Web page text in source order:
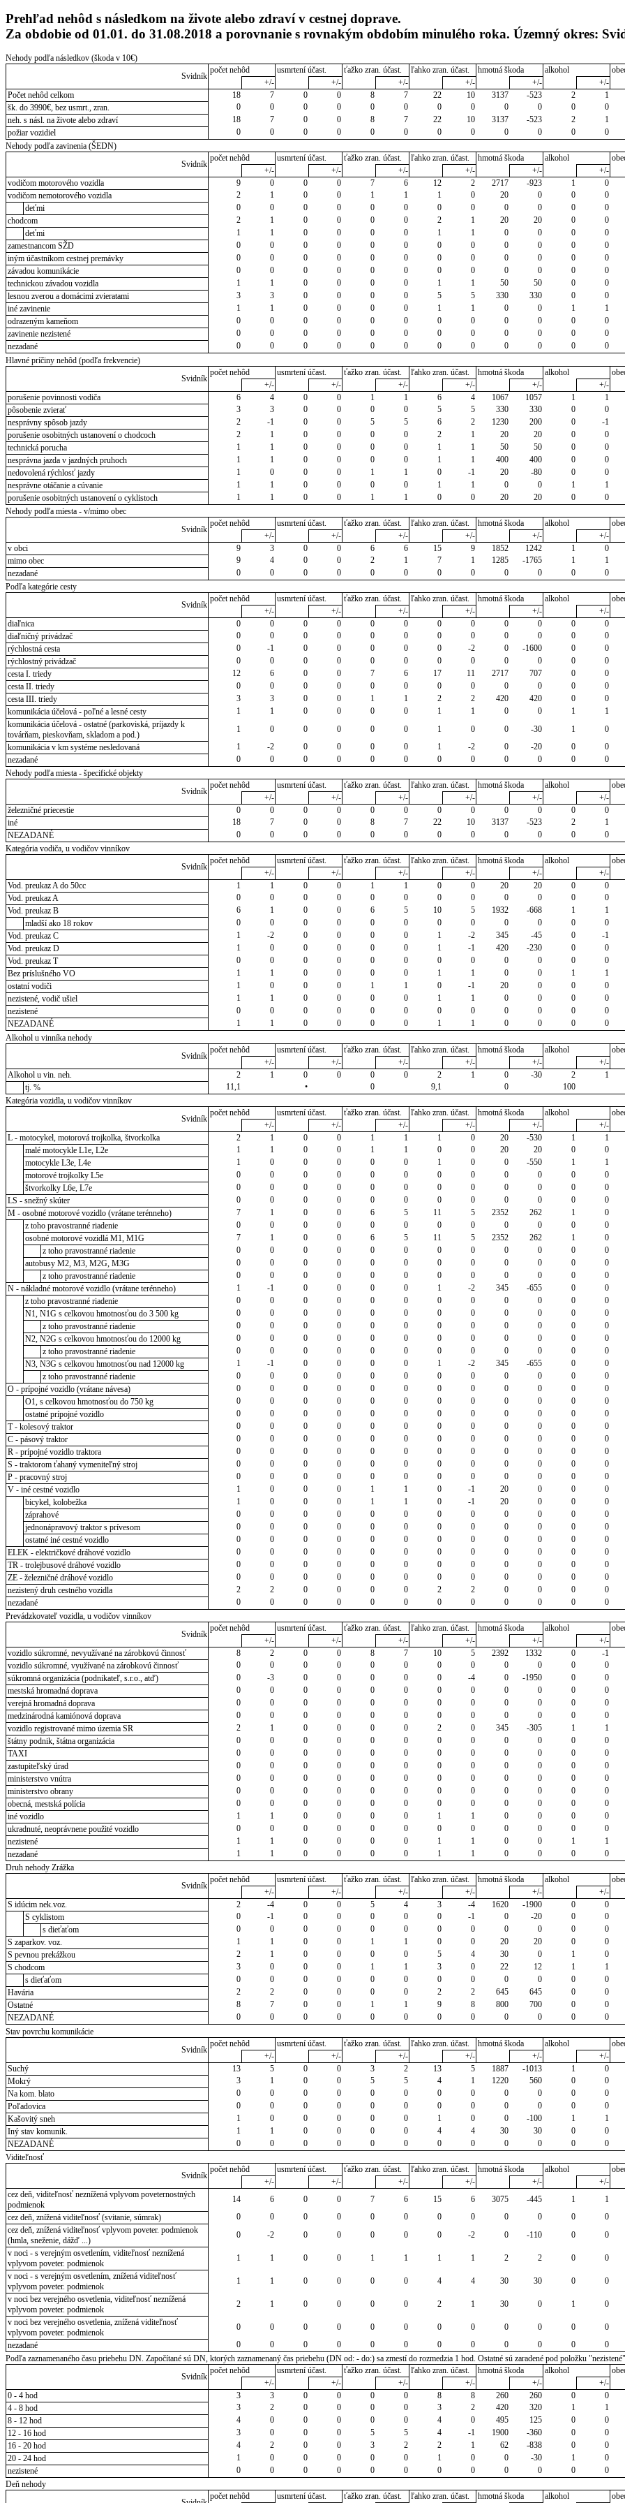
Prehľad nehôd s následkom na živote alebo zdraví v cestnej doprave.
Za obdobie od 01.01. do 31.08.2018 a porovnanie s rovnakým obdobím minulého roka. Územný okres:
Nehody podľa následkov (škoda v 10€)
Svidník
počet nehôd usmrtení účast. ťažko zran. účast. ľahko zran. účast. hmotná škoda alkohol
+/-
+/- +/- +/- +/- +/-
Počet nehôd celkom
18 7 0 0 8 7 22 10 3137 -523 2 1
šk. do 3990€, bez usmrt., zran.
0 0 0 0 0 0 0 0 0 0 0 0
neh. s násl. na živote alebo zdraví
18 7 0 0 8 7 22 10 3137 -523 2 1
požiar vozidiel
0 0 0 0 0 0 0 0 0 0 0 0
Nehody podľa zavinenia (ŠEDN)
Svidník
počet nehôd usmrtení účast. ťažko zran. účast. ľahko zran. účast. hmotná škoda alkohol
+/-
+/- +/- +/- +/- +/-
vodičom motorového vozidla
9 0 0 0 7 6 12 2 2717 -923 1 0
vodičom nemotorového vozidla
2 1 0 0 1 1 1 0 20 0 0 0
deťmi
0 0 0 0 0 0 0 0 0 0 0 0
chodcom
2 1 0 0 0 0 2 1 20 20 0 0
deťmi
1 1 0 0 0 0 1 1 0 0 0 0
zamestnancom SŽD
0 0 0 0 0 0 0 0 0 0 0 0
iným účastníkom cestnej premávky
0 0 0 0 0 0 0 0 0 0 0 0
závadou komunikácie
0 0 0 0 0 0 0 0 0 0 0 0
technickou závadou vozidla
1 1 0 0 0 0 1 1 50 50 0 0
lesnou zverou a domácimi zvieratami
3 3 0 0 0 0 5 5 330 330 0 0
iné zavinenie
1 1 0 0 0 0 1 1 0 0 1 1
odrazeným kameňom
0 0 0 0 0 0 0 0 0 0 0 0
zavinenie nezistené
0 0 0 0 0 0 0 0 0 0 0 0
nezadané
0 0 0 0 0 0 0 0 0 0 0 0
Hlavné príčiny nehôd (podľa frekvencie)
Svidník
počet nehôd usmrtení účast. ťažko zran. účast. ľahko zran. účast. hmotná škoda alkohol
+/-
+/- +/- +/- +/- +/-
porušenie povinnosti vodiča
6 4 0 0 1 1 6 4 1067 1057 1 1
pôsobenie zvierať
3 3 0 0 0 0 5 5 330 330 0 0
nesprávny spôsob jazdy
2 -1 0 0 5 5 6 2 1230 200 0 -1
porušenie osobitných ustanovení o chodcoch
2 1 0 0 0 0 2 1 20 20 0 0
technická porucha
1 1 0 0 0 0 1 1 50 50 0 0
nesprávna jazda v jazdných pruhoch
1 1 0 0 0 0 1 1 400 400 0 0
nedovolená rýchlosť jazdy
1 0 0 0 1 1 0 -1 20 -80 0 0
nesprávne otáčanie a cúvanie
1 1 0 0 0 0 1 1 0 0 1 1
porušenie osobitných ustanovení o cyklistoch
1 1 0 0 1 1 0 0 20 20 0 0
Nehody podľa miesta - v/mimo obec
Svidník
počet nehôd usmrtení účast. ťažko zran. účast. ľahko zran. účast. hmotná škoda alkohol
+/-
+/- +/- +/- +/- +/-
v obci
9 3 0 0 6 6 15 9 1852 1242 1 0
mimo obec
9 4 0 0 2 1 7 1 1285 -1765 1 1
nezadané
0 0 0 0 0 0 0 0 0 0 0 0
Podľa kategórie cesty
Svidník
počet nehôd usmrtení účast. ťažko zran. účast. ľahko zran. účast. hmotná škoda alkohol
+/-
+/- +/- +/- +/- +/-
diaľnica
0 0 0 0 0 0 0 0 0 0 0 0
diaľničný privádzač
0 0 0 0 0 0 0 0 0 0 0 0
rýchlostná cesta
0 -1 0 0 0 0 0 -2 0 -1600 0 0
rýchlostný privádzač
0 0 0 0 0 0 0 0 0 0 0 0
cesta I. triedy
12 6 0 0 7 6 17 11 2717 707 0 0
cesta II. triedy
0 0 0 0 0 0 0 0 0 0 0 0
cesta III. triedy
3 3 0 0 1 1 2 2 420 420 0 0
komunikácia účelová - poľné a lesné cesty
1 1 0 0 0 0 1 1 0 0 1 1
komunikácia účelová - ostatné (parkoviská, príjazdy k
továrňam, pieskovňam, skladom a pod.)
1 0 0 0 0 0 1 0 0 -30 1 0
komunikácia v km systéme nesledovaná
1 -2 0 0 0 0 1 -2 0 -20 0 0
nezadané
0 0 0 0 0 0 0 0 0 0 0 0
Nehody podľa miesta - špecifické objekty
Svidník
počet nehôd usmrtení účast. ťažko zran. účast. ľahko zran. účast. hmotná škoda alkohol
+/-
+/- +/- +/- +/- +/-
železničné priecestie
0 0 0 0 0 0 0 0 0 0 0 0
iné
18 7 0 0 8 7 22 10 3137 -523 2 1
NEZADANÉ
0 0 0 0 0 0 0 0 0 0 0 0
Kategória vodiča, u vodičov vinníkov
Svidník
počet nehôd usmrtení účast. ťažko zran. účast. ľahko zran. účast. hmotná škoda alkohol
+/-
+/- +/- +/- +/- +/-
Vod. preukaz A do 50cc
1 1 0 0 1 1 0 0 20 20 0 0
Vod. preukaz A
0 0 0 0 0 0 0 0 0 0 0 0
Vod. preukaz B
6 1 0 0 6 5 10 5 1932 -668 1 1
mladší ako 18 rokov
0 0 0 0 0 0 0 0 0 0 0 0
Vod. preukaz C
1 -2 0 0 0 0 1 -2 345 -45 0 -1
Vod. preukaz D
1 0 0 0 0 0 1 -1 420 -230 0 0
Vod. preukaz T
0 0 0 0 0 0 0 0 0 0 0 0
Bez príslušného VO
1 1 0 0 0 0 1 1 0 0 1 1
ostatní vodiči
1 0 0 0 1 1 0 -1 20 0 0 0
nezistené, vodič ušiel
1 1 0 0 0 0 1 1 0 0 0 0
nezistené
0 0 0 0 0 0 0 0 0 0 0 0
NEZADANÉ
1 1 0 0 0 0 1 1 0 0 0 0
Alkohol u vinníka nehody
Svidník
počet nehôd usmrtení účast. ťažko zran. účast. ľahko zran. účast. hmotná škoda alkohol
+/-
+/- +/- +/- +/- +/-
Alkohol u vin. neh.
2 1 0 0 0 0 2 1 0 -30 2 1
tj. %
11,1 • 0 9,1 0 100
Kategória vozidla, u vodičov vinníkov
Svidník
počet nehôd usmrtení účast. ťažko zran. účast. ľahko zran. účast. hmotná škoda alkohol
+/-
+/- +/- +/- +/- +/-
L - motocykel, motorová trojkolka, štvorkolka
2 1 0 0 1 1 1 0 20 -530 1 1
malé motocykle L1e, L2e
1 1 0 0 1 1 0 0 20 20 0 0
motocykle L3e, L4e
1 0 0 0 0 0 1 0 0 -550 1 1
motorové trojkolky L5e
0 0 0 0 0 0 0 0 0 0 0 0
štvorkolky L6e, L7e
0 0 0 0 0 0 0 0 0 0 0 0
LS - snežný skúter
0 0 0 0 0 0 0 0 0 0 0 0
M - osobné motorové vozidlo (vrátane terénneho)
7 1 0 0 6 5 11 5 2352 262 1 0
z toho pravostranné riadenie
0 0 0 0 0 0 0 0 0 0 0 0
osobné motorové vozidlá M1, M1G
7 1 0 0 6 5 11 5 2352 262 1 0
z toho pravostranné riadenie
0 0 0 0 0 0 0 0 0 0 0 0
autobusy M2, M3, M2G, M3G
0 0 0 0 0 0 0 0 0 0 0 0
z toho pravostranné riadenie
0 0 0 0 0 0 0 0 0 0 0 0
N - nákladné motorové vozidlo (vrátane terénneho)
1 -1 0 0 0 0 1 -2 345 -655 0 0
z toho pravostranné riadenie
0 0 0 0 0 0 0 0 0 0 0 0
N1, N1G s celkovou hmotnosťou do 3 500 kg
0 0 0 0 0 0 0 0 0 0 0 0
z toho pravostranné riadenie
0 0 0 0 0 0 0 0 0 0 0 0
N2, N2G s celkovou hmotnosťou do 12000 kg
0 0 0 0 0 0 0 0 0 0 0 0
z toho pravostranné riadenie
0 0 0 0 0 0 0 0 0 0 0 0
N3, N3G s celkovou hmotnosťou nad 12000 kg
1 -1 0 0 0 0 1 -2 345 -655 0 0
z toho pravostranné riadenie
0 0 0 0 0 0 0 0 0 0 0 0
O - prípojné vozidlo (vrátane návesa)
0 0 0 0 0 0 0 0 0 0 0 0
O1, s celkovou hmotnosťou do 750 kg
0 0 0 0 0 0 0 0 0 0 0 0
ostatné prípojné vozidlo
0 0 0 0 0 0 0 0 0 0 0 0
T - kolesový traktor
0 0 0 0 0 0 0 0 0 0 0 0
C - pásový traktor
0 0 0 0 0 0 0 0 0 0 0 0
R - prípojné vozidlo traktora
0 0 0 0 0 0 0 0 0 0 0 0
S - traktorom ťahaný vymeniteľný stroj
0 0 0 0 0 0 0 0 0 0 0 0
P - pracovný stroj
0 0 0 0 0 0 0 0 0 0 0 0
V - iné cestné vozidlo
1 0 0 0 1 1 0 -1 20 0 0 0
bicykel, kolobežka
1 0 0 0 1 1 0 -1 20 0 0 0
záprahové
0 0 0 0 0 0 0 0 0 0 0 0
jednonápravový traktor s prívesom
0 0 0 0 0 0 0 0 0 0 0 0
ostatné iné cestné vozidlo
0 0 0 0 0 0 0 0 0 0 0 0
ELEK - električkové dráhové vozidlo
0 0 0 0 0 0 0 0 0 0 0 0
TR - trolejbusové dráhové vozidlo
0 0 0 0 0 0 0 0 0 0 0 0
ZE - železničné dráhové vozidlo
0 0 0 0 0 0 0 0 0 0 0 0
nezistený druh cestného vozidla
2 2 0 0 0 0 2 2 0 0 0 0
nezadané
0 0 0 0 0 0 0 0 0 0 0 0
Prevádzkovateľ vozidla, u vodičov vinníkov
Svidník
počet nehôd usmrtení účast. ťažko zran. účast. ľahko zran. účast. hmotná škoda alkohol
+/-
+/- +/- +/- +/- +/-
vozidlo súkromné, nevyužívané na zárobkovú činnosť
8 2 0 0 8 7 10 5 2392 1332 0 -1
vozidlo súkromné, využívané na zárobkovú činnosť
0 0 0 0 0 0 0 0 0 0 0 0
súkromná organizácia (podnikateľ, s.r.o., atď)
0 -3 0 0 0 0 0 -4 0 -1950 0 0
mestská hromadná doprava
0 0 0 0 0 0 0 0 0 0 0 0
verejná hromadná doprava
0 0 0 0 0 0 0 0 0 0 0 0
medzinárodná kamiónová doprava
0 0 0 0 0 0 0 0 0 0 0 0
vozidlo registrované mimo územia SR
2 1 0 0 0 0 2 0 345 -305 1 1
štátny podnik, štátna organizácia
0 0 0 0 0 0 0 0 0 0 0 0
TAXI
0 0 0 0 0 0 0 0 0 0 0 0
zastupiteľský úrad
0 0 0 0 0 0 0 0 0 0 0 0
ministerstvo vnútra
0 0 0 0 0 0 0 0 0 0 0 0
ministerstvo obrany
0 0 0 0 0 0 0 0 0 0 0 0
obecná, mestská polícia
0 0 0 0 0 0 0 0 0 0 0 0
iné vozidlo
1 1 0 0 0 0 1 1 0 0 0 0
ukradnuté, neoprávnene použité vozidlo
0 0 0 0 0 0 0 0 0 0 0 0
nezistené
1 1 0 0 0 0 1 1 0 0 1 1
nezadané
1 1 0 0 0 0 1 1 0 0 0 0
Druh nehody Zrážka
Svidník
počet nehôd usmrtení účast. ťažko zran. účast. ľahko zran. účast. hmotná škoda alkohol
+/-
+/- +/- +/- +/- +/-
S idúcim nek.voz.
2 -4 0 0 5 4 3 -4 1620 -1900 0 0
S cyklistom
0 -1 0 0 0 0 0 -1 0 -20 0 0
s dieťaťom
0 0 0 0 0 0 0 0 0 0 0 0
S zaparkov. voz.
1 1 0 0 1 1 0 0 20 20 0 0
S pevnou prekážkou
2 1 0 0 0 0 5 4 30 0 1 0
S chodcom
3 0 0 0 1 1 3 0 22 12 1 1
s dieťaťom
0 0 0 0 0 0 0 0 0 0 0 0
Havária
2 2 0 0 0 0 2 2 645 645 0 0
Ostatné
8 7 0 0 1 1 9 8 800 700 0 0
NEZADANÉ
0 0 0 0 0 0 0 0 0 0 0 0
Stav povrchu komunikácie
Svidník
počet nehôd usmrtení účast. ťažko zran. účast. ľahko zran. účast. hmotná škoda alkohol
+/-
+/- +/- +/- +/- +/-
Suchý
13 5 0 0 3 2 13 5 1887 -1013 1 0
Mokrý
3 1 0 0 5 5 4 1 1220 560 0 0
Na kom. blato
0 0 0 0 0 0 0 0 0 0 0 0
Poľadovica
0 0 0 0 0 0 0 0 0 0 0 0
Kašovitý sneh
1 0 0 0 0 0 1 0 0 -100 1 1
Iný stav komunik.
1 1 0 0 0 0 4 4 30 30 0 0
NEZADANÉ
0 0 0 0 0 0 0 0 0 0 0 0
Viditeľnosť
Svidník
počet nehôd usmrtení účast. ťažko zran. účast. ľahko zran. účast. hmotná škoda alkohol
+/-
+/- +/- +/- +/- +/-
cez deň, viditeľnosť neznížená vplyvom poveternostných
podmienok
14 6 0 0 7 6 15 6 3075 -445 1 1
cez deň, znížená viditeľnosť (svitanie, súmrak)
0 0 0 0 0 0 0 0 0 0 0 0
cez deň, znížená viditeľnosť vplyvom poveter. podmienok
(hmla, sneženie, dážď ...)
0 -2 0 0 0 0 0 -2 0 -110 0 0
v noci - s verejným osvetlením, viditeľnosť neznížená
vplyvom poveter. podmienok
1 1 0 0 1 1 1 1 2 2 0 0
v noci - s verejným osvetlením, znížená viditeľnosť
vplyvom poveter. podmienok
1 1 0 0 0 0 4 4 30 30 0 0
v noci bez verejného osvetlenia, viditeľnosť neznížená
vplyvom poveter. podmienok
2 1 0 0 0 0 2 1 30 0 1 0
v noci bez verejného osvetlenia, znížená viditeľnosť
vplyvom poveter. podmienok
0 0 0 0 0 0 0 0 0 0 0 0
nezadané
0 0 0 0 0 0 0 0 0 0 0 0
Podľa zaznamenaného času priebehu DN. Započítané sú DN, ktorých zaznamenaný čas priebehu (DN od: - do:) sa zmestí do rozmedzia 1 hod. Ostatné sú zaradené pod položku "nezistené"
Svidník
počet nehôd usmrtení účast. ťažko zran. účast. ľahko zran. účast. hmotná škoda alkohol
+/-
+/- +/- +/- +/- +/-
0 - 4 hod
3 3 0 0 0 0 8 8 260 260 0 0
4 - 8 hod
3 2 0 0 0 0 3 2 420 320 1 1
8 - 12 hod
4 0 0 0 0 0 4 0 495 125 0 0
12 - 16 hod
3 0 0 0 5 5 4 -1 1900 -360 0 0
16 - 20 hod
4 2 0 0 3 2 2 1 62 -838 0 0
20 - 24 hod
1 0 0 0 0 0 1 0 0 -30 1 0
nezistené
0 0 0 0 0 0 0 0 0 0 0 0
Deň nehody
počet nehôd usmrtení účast. ťažko zran. účast. ľahko zran. účast. hmotná škoda alkohol